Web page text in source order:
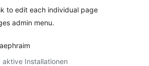
to edit each individual page
admin menu.
aktive Installationen